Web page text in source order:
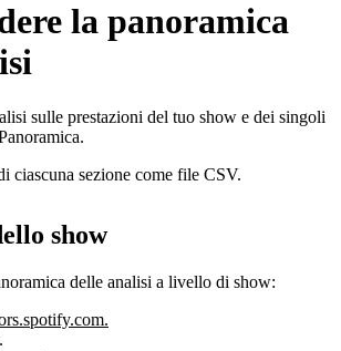
la panoramica
sulle prestazioni del tuo show e dei singoli
ciascuna sezione come file CSV.
show
delle analisi a livello di show:
.